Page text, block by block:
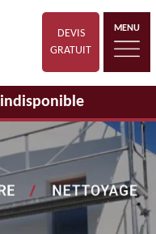
DEVIS
GRATUIT
MENU
indisponible